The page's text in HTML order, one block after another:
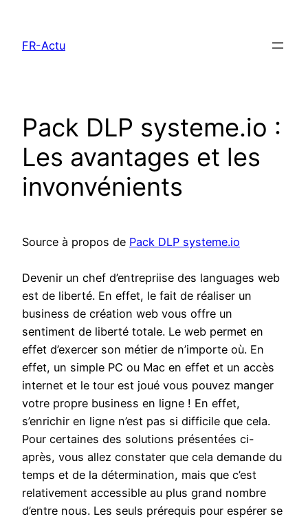
contenu
FR-Actu
Pack DLP systeme.io :
Les avantages et les
invonvénients
Source à propos de Pack DLP systeme.io
Devenir un chef d’entrepriise des languages web
est de liberté. En effet, le fait de réaliser un
business de création web vous offre un
sentiment de liberté totale. Le web permet en
effet d’exercer son métier de n’importe où. En
effet, un simple PC ou Mac en effet et un accès
internet et le tour est joué vous pouvez manger
votre propre business en ligne ! En effet,
s’enrichir en ligne n’est pas si difficile que cela.
Pour certaines des solutions présentées ci-
après, vous allez constater que cela demande du
temps et de la détermination, mais que c’est
relativement accessible au plus grand nombre
d’entre nous. Les seuls prérequis pour espérer se